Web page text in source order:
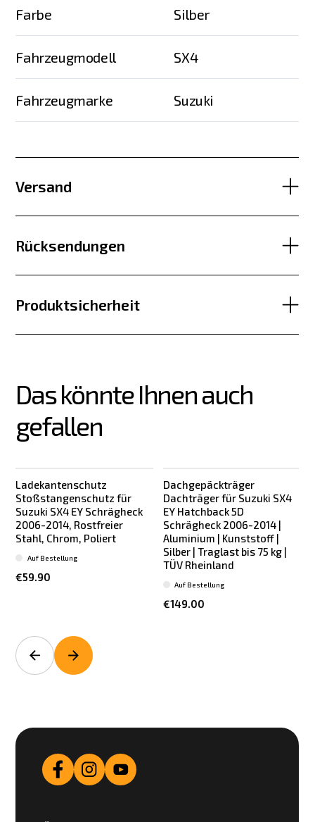
Farbe Silber
Fahrzeugmodell SX4
Fahrzeugmarke Suzuki
Versand
Rücksendungen
Produktsicherheit
Das könnte Ihnen auch
gefallen
Ladekantenschutz
Stoßstangenschutz für
Suzuki SX4 EY Schrägheck
2006-2014, Rostfreier
Stahl, Chrom, Poliert
€59.90
Auf Bestellung
Dachgepäckträger
Dachträger für Suzuki SX4
EY Hatchback 5D
Schrägheck 2006-2014 |
Aluminium | Kunststoff |
Silber | Traglast bis 75 kg |
TÜV Rheinland
€149.00
Auf Bestellung